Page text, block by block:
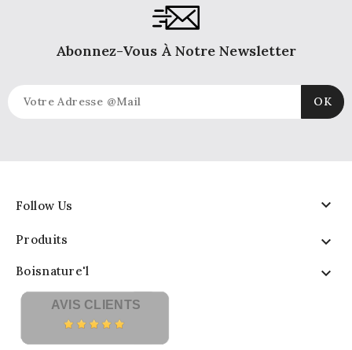
Abonnez-Vous À Notre Newsletter
Follow Us 
Produits 
Boisnature'l 
AVIS CLIENTS